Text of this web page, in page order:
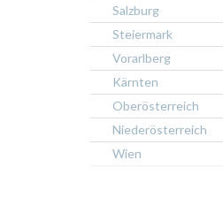
Salzburg
Steiermark
Vorarlberg
Kärnten
Oberösterreich
Niederösterreich
Wien